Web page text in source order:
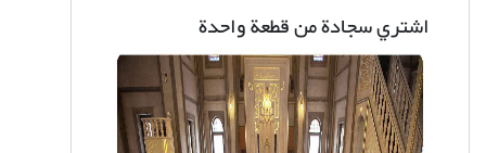
اشتري سجادة من قطعة واحدة